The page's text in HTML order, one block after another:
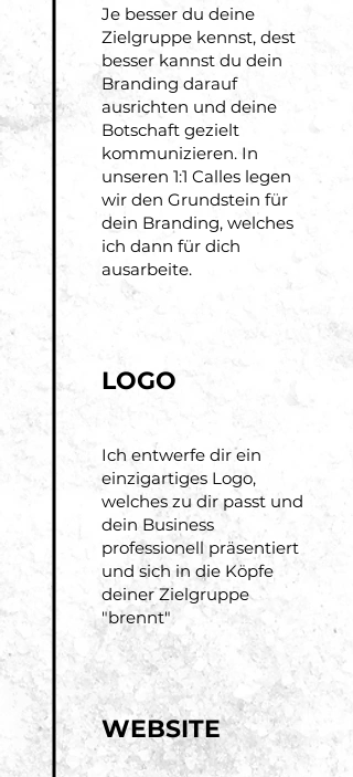
Je besser du deine
Zielgruppe kennst, dest
besser kannst du dein
Branding darauf
ausrichten und deine
Botschaft gezielt
kommunizieren. In
unseren 1:1 Calles legen
wir den Grundstein für
dein Branding, welches
ich dann für dich
ausarbeite.
LOGO
Ich entwerfe dir ein
einzigartiges Logo,
welches zu dir passt und
dein Business
professionell präsentiert
und sich in die Köpfe
deiner Zielgruppe
"brennt"
WEBSITE